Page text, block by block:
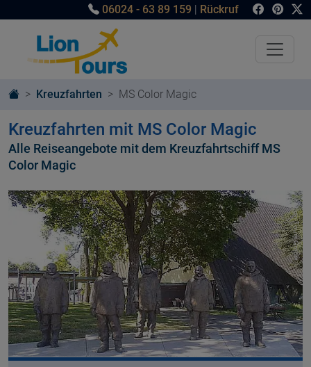
06024 - 63 89 159 | Rückruf
Kreuzfahrten MS Color Magic
Kreuzfahrten mit MS Color Magic
Alle Reiseangebote mit dem Kreuzfahrtschiff MS
Color Magic
© Lion Tours GmbH